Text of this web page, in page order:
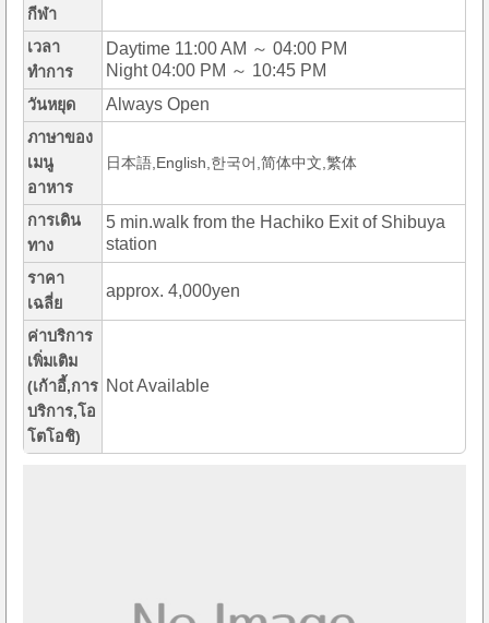
กีฬา
เวลา
ทำการ
Daytime 11:00 AM ～ 04:00 PM
Night 04:00 PM ～ 10:45 PM
วันหยุด Always Open
ภาษาของ
เมนู
อาหาร
日本語,English,한국어,简体中文,繁体
การเดิน
ทาง
5 min.walk from the Hachiko Exit of Shibuya
station
ราคา
เฉลี่ย
approx. 4,000yen
ค่าบริการ
เพิ่มเติม
(เก้าอี้,การ
บริการ,โอ
โตโอชิ)
Not Available